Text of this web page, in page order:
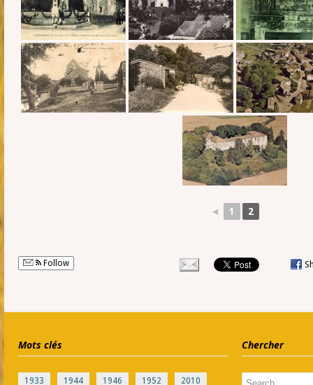
◄ 1 2
Follow
Mots clés
1933 1944 1946 1952 2010
Chercher